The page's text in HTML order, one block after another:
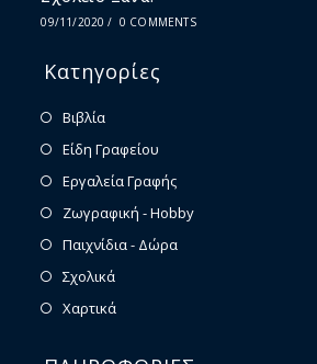
09/11/2020 / 0 COMMENTS
Κατηγορίες
Βιβλία
Είδη Γραφείου
Εργαλεία Γραφής
Ζωγραφική - Hobby
Παιχνίδια - Δώρα
Σχολικά
Χαρτικά